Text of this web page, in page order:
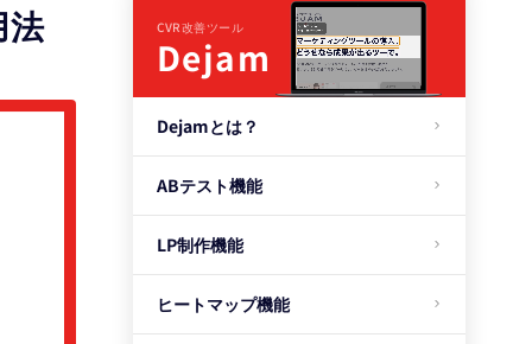
法
CVR改善ツール
Dejam
Dejamとは？
ABテスト機能
LP制作機能
ヒートマップ機能